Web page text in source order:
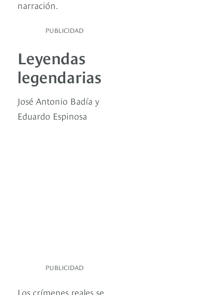
narración.
PUBLICIDAD
Leyendas
legendarias
José Antonio Badía y
Eduardo Espinosa
PUBLICIDAD
Los crímenes reales se